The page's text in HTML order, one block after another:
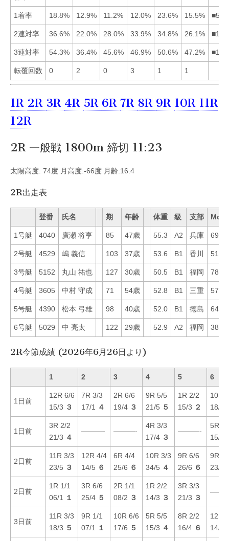
1着率 18.8% 12.9% 11.2% 12.0% 23.6% 15.5%
2連対率 36.6% 22.0% 28.0% 33.9% 34.8% 26.1%
3連対率 54.3% 36.4% 45.6% 46.9% 50.6% 47.2%
転覆回数 0 2 0 3 1 1
1R 2R 3R 4R 5R 6R 7R 8R 9R 10R 11R
12R
2R 一般戦 1800m 締切 11:23
太陽高度: 74度 月高度:-66度 月齢:16.4
2R出走表
登番 氏名 期 年齢 体重 級 支部 Mo
1号艇 4040 廣瀬 将亨 85 47歳 55.3 A2 兵庫 69
2号艇 4529 嶋 義信 103 37歳 53.6 B1 香川 51
3号艇 5152 丸山 祐也 127 30歳 50.5 B1 福岡 78
4号艇 3605 中村 守成 71 54歳 52.8 B1 三重 57
5号艇 4390 松本 弓雄 98 40歳 52.0 B1 徳島 64
6号艇 5029 中 亮太 122 29歳 52.9 A2 福岡 38
2R今節成績 (2026年6月26日より)
1 2 3 4 5 6
1日前
12R 6/6
15/3 ３
7R 3/3
17/1
４
2R 6/6
19/4 ３
9R 5/5
21/5 ５
1R 2/2
15/3 ２
10R
18/3
1日前
3R 2/2
21/3 ４
———- ———-
4R 3/3
17/4 ３
———-
5R 1/
15/2
2日前
11R 3/3
23/5 ３
12R 4/4
14/5 ６
6R 4/4
25/6 ６
10R 3/3
34/5 ４
9R 6/6
26/6 ６
9R 2/
23/4
2日前
1R 1/1
06/1
１
3R 6/6
25/4 ５
2R 1/1
08/2 ３
1R 2/2
14/3 ３
3R 3/3
21/3 ３
3日前
11R 3/3
18/3 ５
9R 1/1
07/1
１
10R 6/6
17/6 ５
5R 5/5
15/3 ４
8R 2/2
16/4 ６
12R
14/3